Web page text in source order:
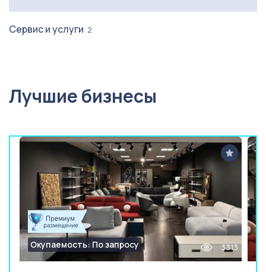
Сервис и услуги 2
Лучшие бизнесы
Окупаемость: По запросу 3313